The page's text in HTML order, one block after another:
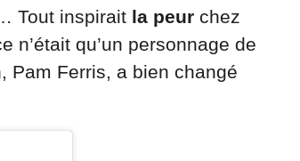
Tout inspirait la peur chez
n’était qu’un personnage de
Pam Ferris, a bien changé